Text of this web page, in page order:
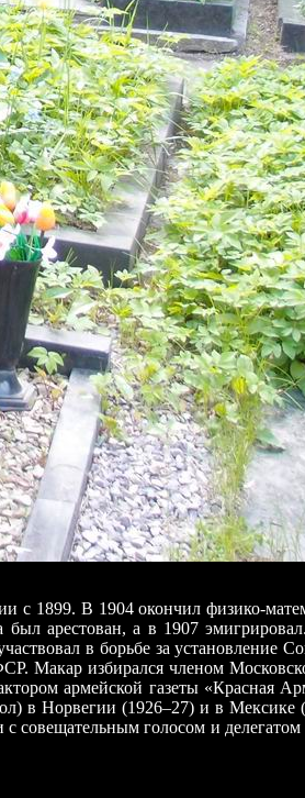
1899. В 1904 окончил физико-
был арестован, а в 1907
в борьбе за установление
Макар избирался членом
армейской газеты «Красная
в Норвегии (1926–27) и в Мексике
совещательным голосом и